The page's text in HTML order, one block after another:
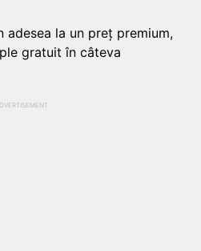
adesea la un preț premium,
gratuit în câteva